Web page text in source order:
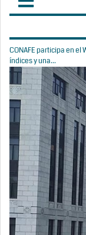
CONAFE participa en el
índices y una...